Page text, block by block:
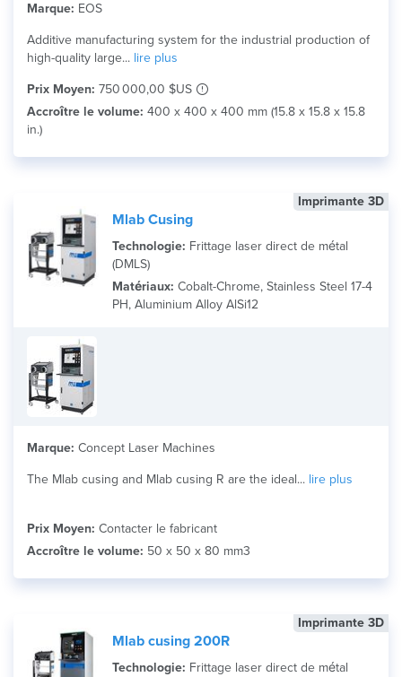
Marque: EOS
Additive manufacturing system for the industrial production of
high-quality large... lire plus
Prix Moyen: 750 000,00 $US
Accroître le volume: 400 x 400 x 400 mm (15.8 x 15.8 x 15.8
in.)
Imprimante 3D
Mlab Cusing
Technologie: Frittage laser direct de métal
(DMLS)
Matériaux: Cobalt-Chrome, Stainless Steel 17-4
PH, Aluminium Alloy AlSi12
Marque: Concept Laser Machines
The Mlab cusing and Mlab cusing R are the ideal... lire plus
Prix Moyen: Contacter le fabricant
Accroître le volume: 50 x 50 x 80 mm3
Imprimante 3D
Mlab cusing 200R
Technologie: Frittage laser direct de métal